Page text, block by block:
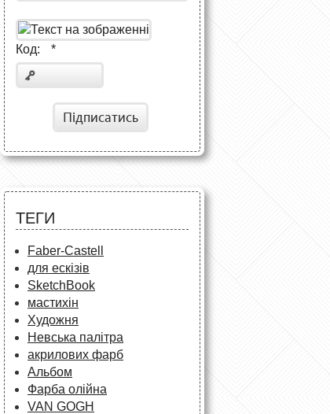
Код: *
Підписатись
ТЕГИ
Faber-Castell
для ескізів
SketchBook
мастихін
Художня
Невська палітра
акрилових фарб
Альбом
Фарба олійна
VAN GOGH